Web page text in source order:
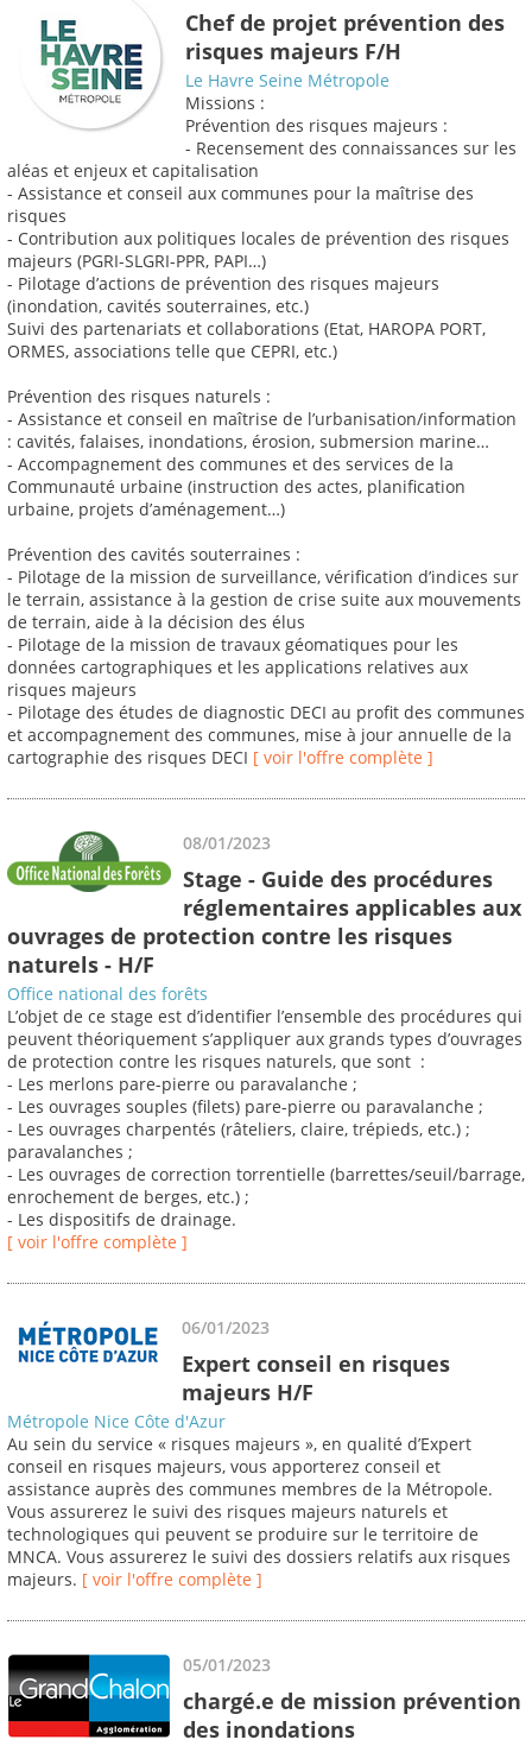
Chef de projet prévention des
risques majeurs F/H
Le Havre Seine Métropole
Missions :
Prévention des risques majeurs :
- Recensement des connaissances sur les
aléas et enjeux et capitalisation
- Assistance et conseil aux communes pour la maîtrise des
risques
- Contribution aux politiques locales de prévention des risques
majeurs (PGRI-SLGRI-PPR, PAPI…)
- Pilotage d’actions de prévention des risques majeurs
(inondation, cavités souterraines, etc.)
Suivi des partenariats et collaborations (Etat, HAROPA PORT,
ORMES, associations telle que CEPRI, etc.)
Prévention des risques naturels :
- Assistance et conseil en maîtrise de l’urbanisation/information
: cavités, falaises, inondations, érosion, submersion marine…
- Accompagnement des communes et des services de la
Communauté urbaine (instruction des actes, planification
urbaine, projets d’aménagement…)
Prévention des cavités souterraines :
- Pilotage de la mission de surveillance, vérification d’indices sur
le terrain, assistance à la gestion de crise suite aux mouvements
de terrain, aide à la décision des élus
- Pilotage de la mission de travaux géomatiques pour les
données cartographiques et les applications relatives aux
risques majeurs
- Pilotage des études de diagnostic DECI au profit des communes
et accompagnement des communes, mise à jour annuelle de la
cartographie des risques DECI [ voir l'offre complète ]
08/01/2023
Stage - Guide des procédures
réglementaires applicables aux
ouvrages de protection contre les risques
naturels - H/F
Office national des forêts
L’objet de ce stage est d’identifier l’ensemble des procédures qui
peuvent théoriquement s’appliquer aux grands types d’ouvrages
de protection contre les risques naturels, que sont :
- Les merlons pare-pierre ou paravalanche ;
- Les ouvrages souples (filets) pare-pierre ou paravalanche ;
- Les ouvrages charpentés (râteliers, claire, trépieds, etc.) ;
paravalanches ;
- Les ouvrages de correction torrentielle (barrettes/seuil/barrage,
enrochement de berges, etc.) ;
- Les dispositifs de drainage.
[ voir l'offre complète ]
06/01/2023
Expert conseil en risques
majeurs H/F
Métropole Nice Côte d'Azur
Au sein du service « risques majeurs », en qualité d’Expert
conseil en risques majeurs, vous apporterez conseil et
assistance auprès des communes membres de la Métropole.
Vous assurerez le suivi des risques majeurs naturels et
technologiques qui peuvent se produire sur le territoire de
MNCA. Vous assurerez le suivi des dossiers relatifs aux risques
majeurs. [ voir l'offre complète ]
05/01/2023
chargé.e de mission prévention
des inondations